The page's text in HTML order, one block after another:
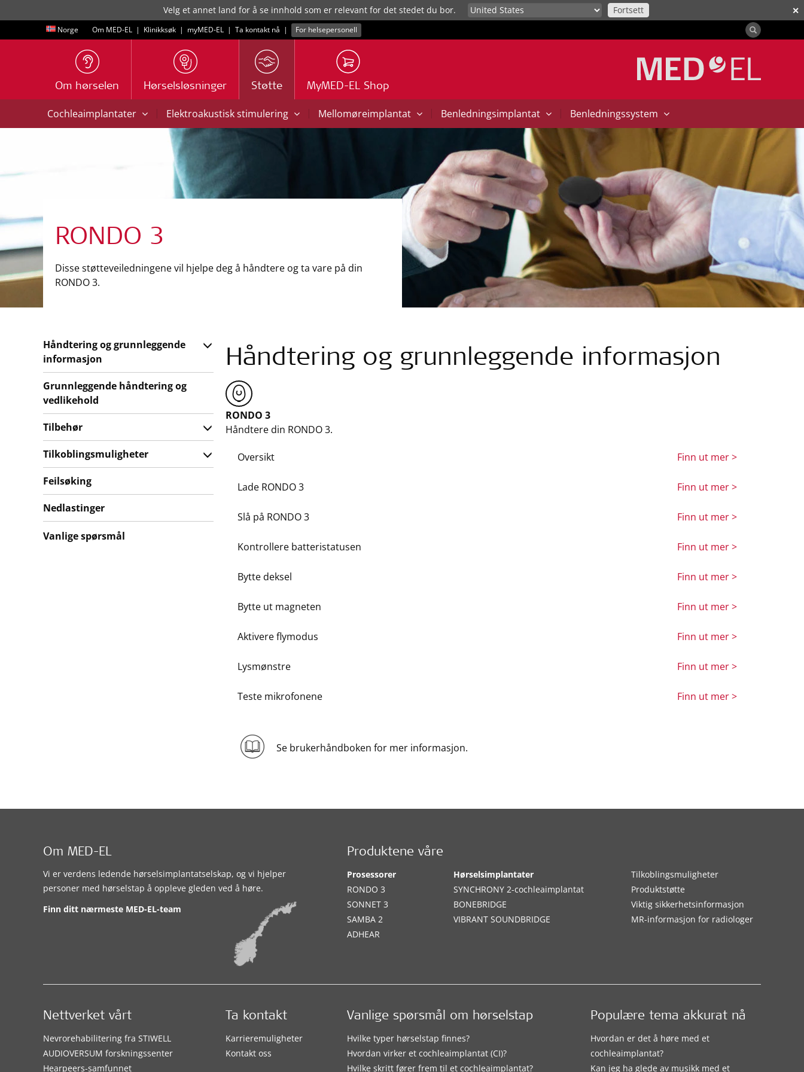
✕
Velg et annet land for å se innhold som er relevant for det stedet du bor. Fortsett
Norge Om MED-EL | Klinikksøk | myMED‑EL | Ta kontakt nå | For helsepersonell
Om hørselen Hørselsløsninger Støtte MyMED-EL Shop
Cochleaimplantater | Elektroakustisk stimulering | Mellomøreimplantat | Benledningsimplantat | Benledningssystem
RONDO 3
Disse støtteveiledningene vil hjelpe deg å håndtere og ta vare på din
RONDO 3.
Håndtering og grunnleggende informasjon
RONDO 3
Håndtere din RONDO 3.
Oversikt Finn ut mer >
Lade RONDO 3 Finn ut mer >
Slå på RONDO 3 Finn ut mer >
Kontrollere batteristatusen Finn ut mer >
Bytte deksel Finn ut mer >
Bytte ut magneten Finn ut mer >
Aktivere flymodus Finn ut mer >
Lysmønstre Finn ut mer >
Teste mikrofonene Finn ut mer >
Se brukerhåndboken for mer informasjon.
Håndtering og grunnleggende
informasjon
Grunnleggende håndtering og
vedlikehold
Tilbehør
Tilkoblingsmuligheter
Feilsøking
Nedlastinger
Vanlige spørsmål
Om MED-EL
Vi er verdens ledende hørselsimplantatselskap, og vi hjelper
personer med hørselstap å oppleve gleden ved å høre.
Finn ditt nærmeste MED-EL-team
Produktene våre
Prosessorer
RONDO 3
SONNET 3
SAMBA 2
ADHEAR
Hørselsimplantater
SYNCHRONY 2-cochleaimplantat
BONEBRIDGE
VIBRANT SOUNDBRIDGE
Tilkoblingsmuligheter
Produktstøtte
Viktig sikkerhetsinformasjon
MR-informasjon for radiologer
Vanlige spørsmål om hørselstap
Hvilke typer hørselstap finnes?
Hvordan virker et cochleaimplantat (CI)?
Hvilke skritt fører frem til et cochleaimplantat?
Populære tema akkurat nå
Hvordan er det å høre med et
cochleaimplantat?
Kan jeg ha glede av musikk med et
Nettverket vårt
Nevrorehabilitering fra STIWELL
AUDIOVERSUM forskningssenter
Hearpeers-samfunnet
Ta kontakt
Karrieremuligheter
Kontakt oss